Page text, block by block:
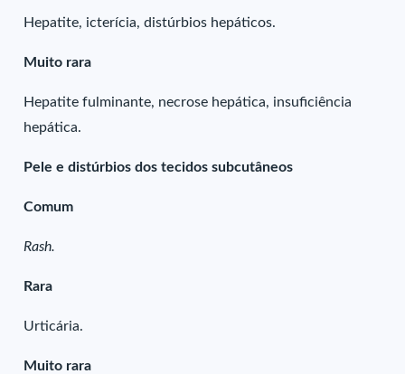
Hepatite, icterícia, distúrbios hepáticos.
Muito rara
Hepatite fulminante, necrose hepática, insuficiência
hepática.
Pele e distúrbios dos tecidos subcutâneos
Comum
Rash.
Rara
Urticária.
Muito rara